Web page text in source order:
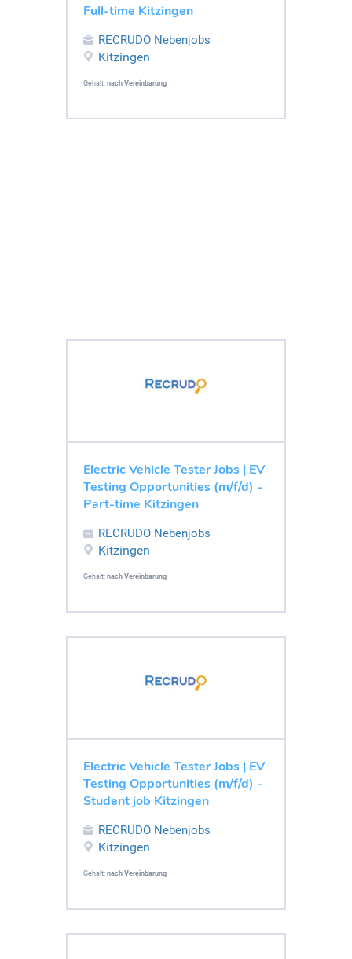
Full-time Kitzingen
RECRUDO Nebenjobs
Kitzingen
Gehalt: nach Vereinbarung
Electric Vehicle Tester Jobs | EV
Testing Opportunities (m/f/d) -
Part-time Kitzingen
RECRUDO Nebenjobs
Kitzingen
Gehalt: nach Vereinbarung
Electric Vehicle Tester Jobs | EV
Testing Opportunities (m/f/d) -
Student job Kitzingen
RECRUDO Nebenjobs
Kitzingen
Gehalt: nach Vereinbarung